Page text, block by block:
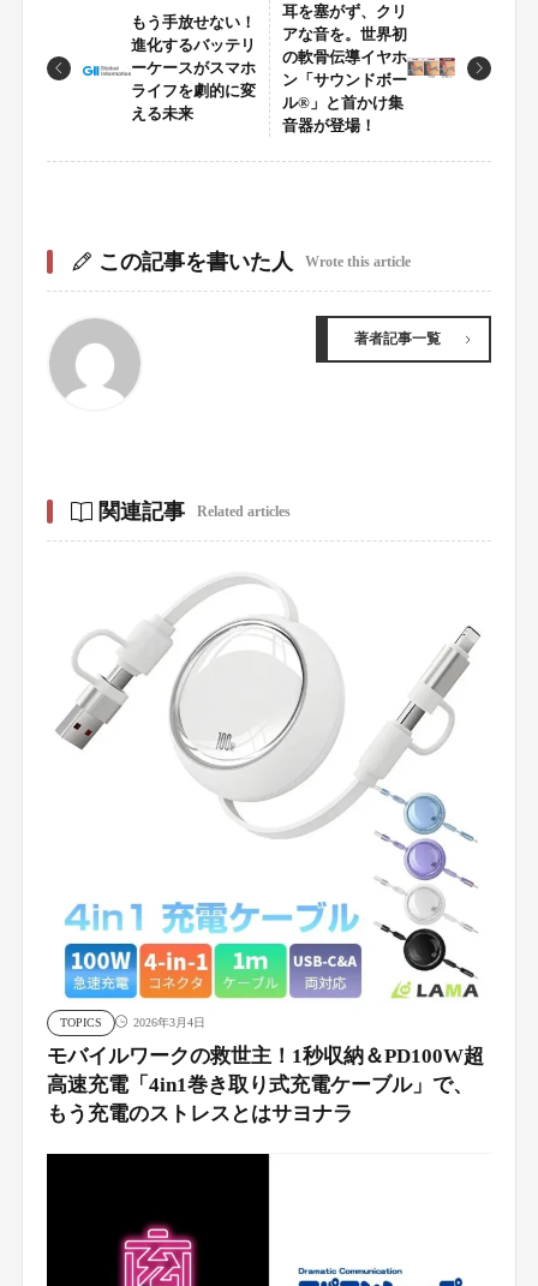
もう手放せない！
進化するバッテリ
ーケースがスマホ
ライフを劇的に変
える未来
耳を塞がず、クリ
アな音を。世界初
の軟骨伝導イヤホ
ン「サウンドボー
ル®」と首かけ集
音器が登場！
この記事を書いた人 Wrote this article
著者記事一覧
関連記事 Related articles
TOPICS 2026年3月4日
モバイルワークの救世主！1秒収納＆PD100W超
高速充電「4in1巻き取り式充電ケーブル」で、
もう充電のストレスとはサヨナラ